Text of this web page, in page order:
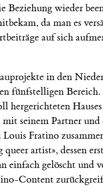
wieder
da man es
auf sich
in den
fünfstelligen Bereich.
hergerichteten
seinem Partner
Fratino
artist», dessen
einfach gelöscht und
Content